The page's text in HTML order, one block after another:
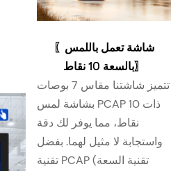
〖 شاشة تعمل باللمس
بالسعة 10 نقاط〗
تتميز شاشتنا مقاس 7 بوصات
بشاشة لمس PCAP ذات 10
نقاط، مما يوفر لك دقة
واستجابة لا مثيل لهما. بفضل
تقنية PCAP (تقنية السعة